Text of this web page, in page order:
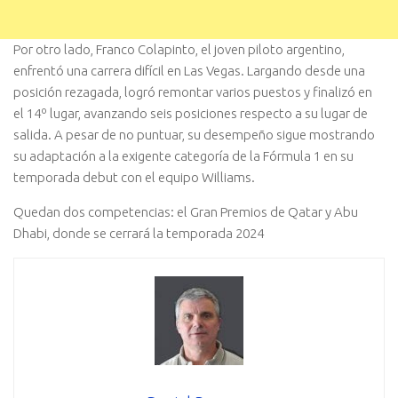
Por otro lado, Franco Colapinto, el joven piloto argentino,
enfrentó una carrera difícil en Las Vegas. Largando desde una
posición rezagada, logró remontar varios puestos y finalizó en
el 14º lugar, avanzando seis posiciones respecto a su lugar de
salida. A pesar de no puntuar, su desempeño sigue mostrando
su adaptación a la exigente categoría de la Fórmula 1 en su
temporada debut con el equipo Williams.
Quedan dos competencias: el Gran Premios de Qatar y Abu
Dhabi, donde se cerrará la temporada 2024